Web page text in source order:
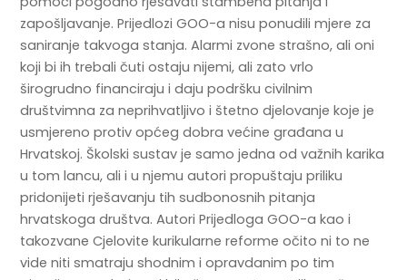
zapošljavanje. Prijedlozi GOO-a nisu ponudili mjere za
saniranje takvoga stanja. Alarmi zvone strašno, ali oni
koji bi ih trebali čuti ostaju nijemi, ali zato vrlo
širogrudno financiraju i daju podršku civilnim
društvimna za neprihvatljivo i štetno djelovanje koje je
usmjereno protiv općeg dobra većine građana u
Hrvatskoj. Školski sustav je samo jedna od važnih karika
u tom lancu, ali i u njemu autori propuštaju priliku
pridonijeti rješavanju tih sudbonosnih pitanja
hrvatskoga društva. Autori Prijedloga GOO-a kao i
takozvane Cjelovite kurikularne reforme očito ni to ne
vide niti smatraju shodnim i opravdanim po tim